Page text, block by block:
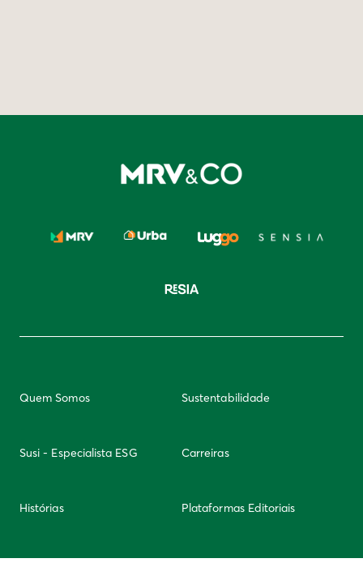
Quem Somos Sustentabilidade
Susi - Especialista ESG Carreiras
Histórias Plataformas Editoriais
Newsletter Integridade